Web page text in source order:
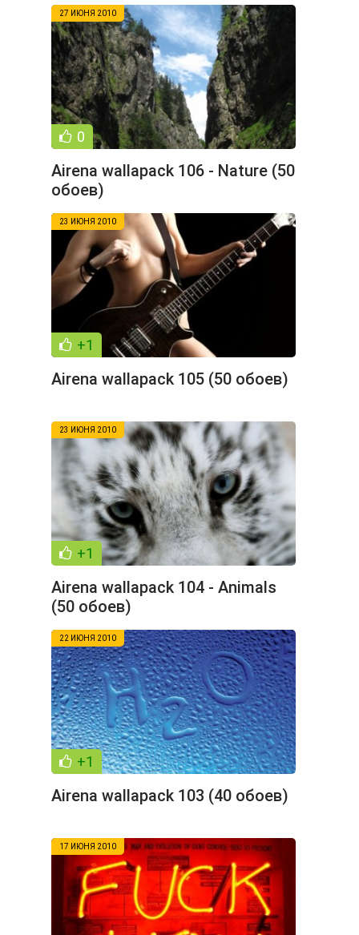
27 ИЮНЯ 2010
0
Airena wallapack 106 - Nature (50
обоев)
23 ИЮНЯ 2010
+1
Airena wallapack 105 (50 обоев)
23 ИЮНЯ 2010
+1
Airena wallapack 104 - Animals
(50 обоев)
22 ИЮНЯ 2010
+1
Airena wallapack 103 (40 обоев)
17 ИЮНЯ 2010